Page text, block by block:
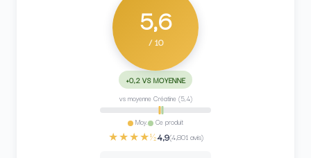
5,6
/ 10
+0,2 VS MOYENNE
vs moyenne Créatine (5,4)
Moy. Ce produit
★★★★½4,9(4,801 avis)